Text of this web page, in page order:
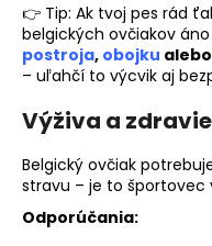
👉 Tip: Ak tvoj pes rád
belgických ovčiakov
postroja, obojku alebo
– uľahčí to výcvik aj
Výživa a zdravie
Belgický ovčiak
stravu – je to športovec
Odporúčania: